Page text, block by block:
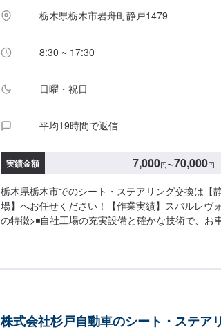
栃木県栃木市岩舟町静戸1479
8:30 ~ 17:30
日曜・祝日
平均19時間で返信
実績金額 7,000円〜70,000円
栃木県栃木市でのシート・ステアリング交換は【
場】へお任せください！【作業実績】スバルレヴ
の特徴>◾自社工場の充実設備と確かな技術で、お
いて-----納期は通常3日～5日程度で納車となります
株式会社杉戸自動車のシート・ステア